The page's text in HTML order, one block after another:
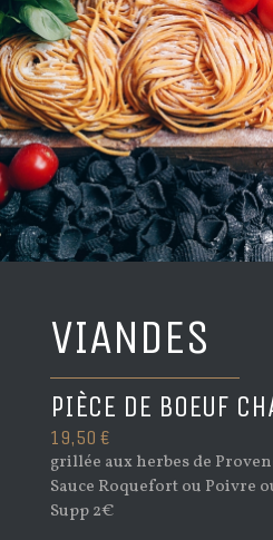
VIANDES
PIÈCE DE BOEUF
19,50 €
grillée aux herbes de
Sauce Roquefort ou Poivre
Supp 2€